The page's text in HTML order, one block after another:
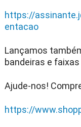
https://
entacao
Lançamos
bandeiras e faixas
Ajude-nos!
https://